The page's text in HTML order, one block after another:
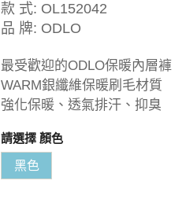
款 式: OL152042
品 牌: ODLO
最受歡迎的ODLO保暖內層褲
WARM銀纖維保暖刷毛材質
強化保暖、透氣排汗、抑臭
請選擇 顏色
黑色